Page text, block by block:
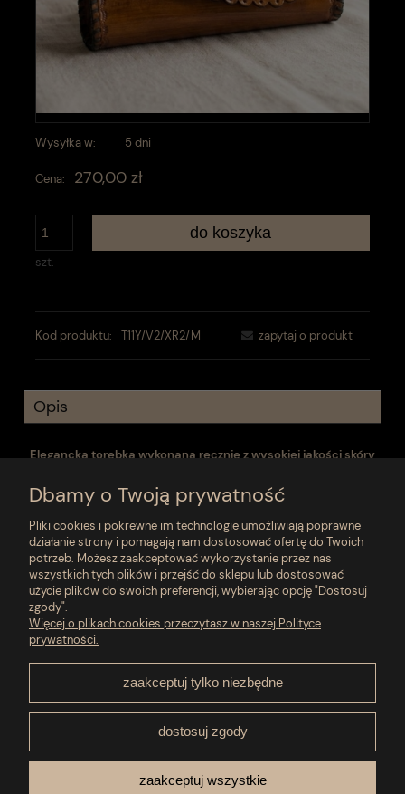
Wysyłka w: 5 dni
Cena: 270,00 zł
szt.
do koszyka
Kod produktu: T11Y/V2/XR2/M zapytaj o produkt
Opis
Elegancka torebka wykonana ręcznie z wysokiej jakości skóry
egzemplarz jest unikalny dzięki starannemu rzemiosłu i
dbałości o detale.
Kompaktowy rozmiar (27 × 12 × 5 cm) sprawia, że świetnie
sprawdzi się zarówno na co dzień, jak i na specjalne okazje.
Moje konto
Płatności i dostawa
Pomoc
O nas
Dbamy o Twoją prywatność
Pliki cookies i pokrewne im technologie umożliwiają poprawne
działanie strony i pomagają nam dostosować ofertę do Twoich
potrzeb. Możesz zaakceptować wykorzystanie przez nas
wszystkich tych plików i przejść do sklepu lub dostosować
użycie plików do swoich preferencji, wybierając opcję "Dostosuj
zgody".
Więcej o plikach cookies przeczytasz w naszej Polityce
prywatności.
zaakceptuj tylko niezbędne
dostosuj zgody
zaakceptuj wszystkie